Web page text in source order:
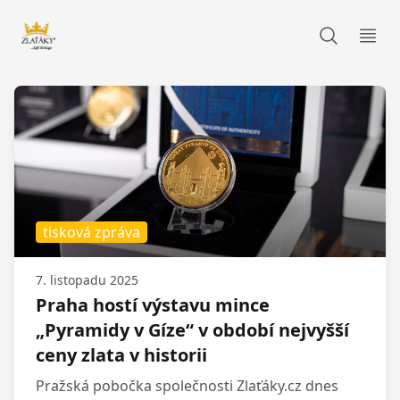
Zlaťáky.cz
tisková zpráva
7. listopadu 2025
Praha hostí výstavu mince
„Pyramidy v Gíze“ v období nejvyšší
ceny zlata v historii
Pražská pobočka společnosti Zlaťáky.cz dnes